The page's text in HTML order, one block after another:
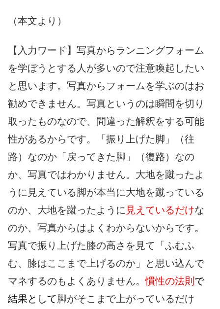
（本文より）
【入力ワード】写真からランニングフォーム
を学ぼうとする人が多いので注意喚起したい
と思います。写真からフォームを学ぶのはお
勧めできません。写真というのは瞬間を切り
取ったものなので、間違った解釈をする可能
性があるからです。「振り上げた脚」（往
路）なのか「戻ってきた脚」（復路）なの
か、写真ではわかりません。大地を蹴ったよ
うに見えている脚が本当に大地を蹴っている
のか、大地を蹴ったように 見えているだけな
のか、写真からはよくわからないからです。
写真で振り上げた膝の高さを見て「ふむふ
む、膝はここまで上げるのか」と思い込んで
マネするのもよくありません。慣性の法則で
結果として脚がそこまで上がっているだけ